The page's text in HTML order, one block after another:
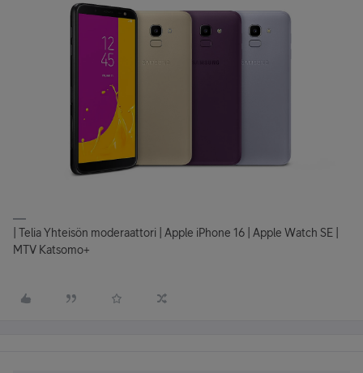
| Telia Yhteisön moderaattori | Apple iPhone 16 | Apple Watch SE |
MTV Katsomo+